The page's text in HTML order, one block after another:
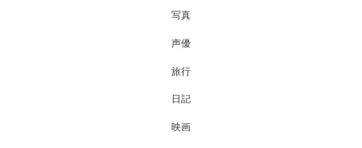
写真
声優
旅行
日記
映画